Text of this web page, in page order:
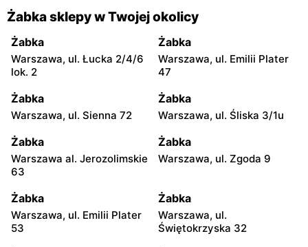
Żabka sklepy w Twojej okolicy
Żabka
Warszawa, ul. Łucka 2/4/6
lok. 2
Żabka
Warszawa, ul. Emilii Plater
47
Żabka
Warszawa, ul. Sienna 72
Żabka
Warszawa, ul. Śliska 3/1u
Żabka
Warszawa al. Jerozolimskie
63
Żabka
Warszawa, ul. Zgoda 9
Żabka
Warszawa, ul. Emilii Plater
53
Żabka
Warszawa, ul.
Świętokrzyska 32